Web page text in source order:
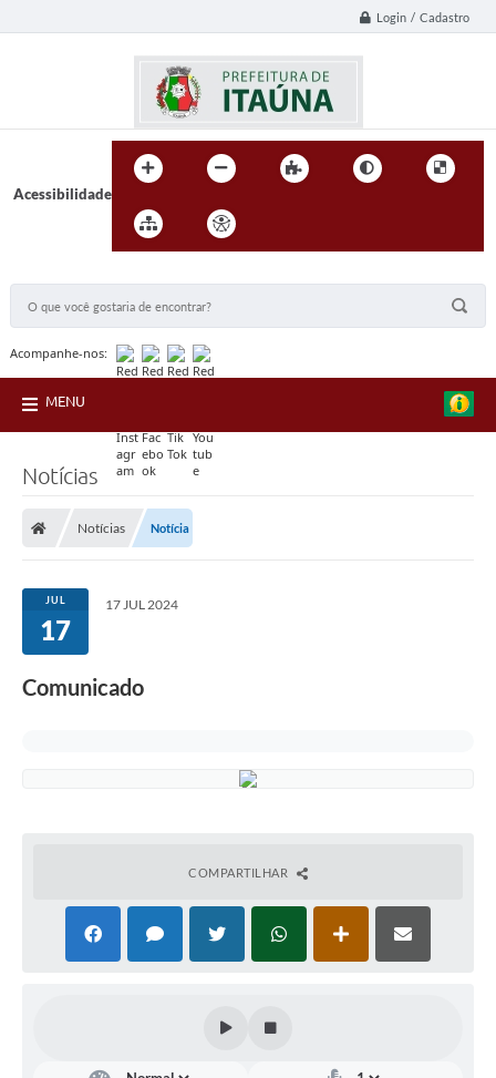
Login / Cadastro
Acessibilidade
Acompanhe-nos:
MENU
Notícias
Notícias Notícia
JUL
17
17 JUL 2024
Comunicado
COMPARTILHAR